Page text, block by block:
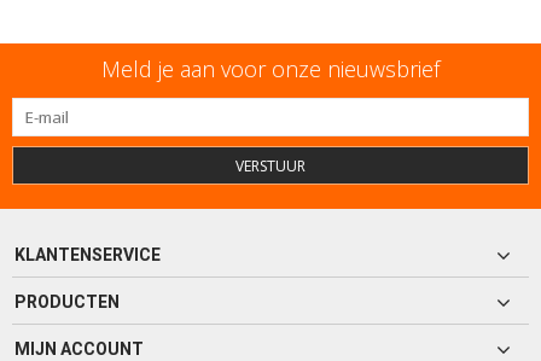
Meld je aan voor onze nieuwsbrief
VERSTUUR
KLANTENSERVICE
PRODUCTEN
MIJN ACCOUNT